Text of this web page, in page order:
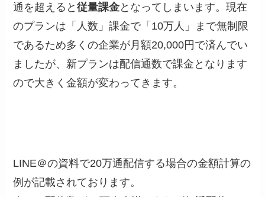
通を超えると従量課金となってしまいます。現在
のプランは「人数」課金で「10万人」まで無制限
であるため多くの企業が月額20,000円で済んでい
ましたが、新プランは配信通数で課金となります
ので大きく金額が変わってきます。
LINE＠の資料で20万通配信する場合の金額計算の
例が記載されております。